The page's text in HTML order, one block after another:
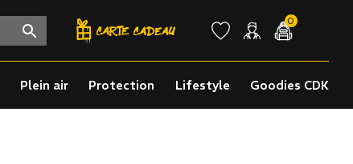
0
Plein air Protection Lifestyle Goodies CDK